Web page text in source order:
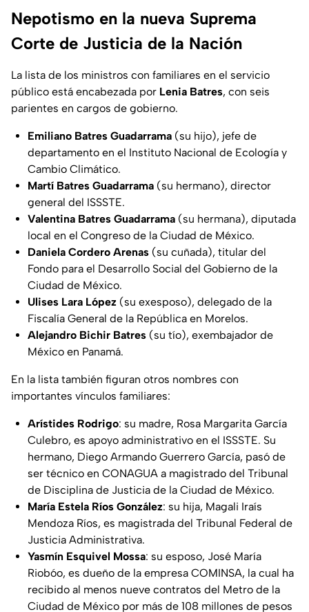
Nepotismo en la nueva Suprema
Corte de Justicia de la Nación
La lista de los ministros con familiares en el servicio
público está encabezada por Lenia Batres, con seis
parientes en cargos de gobierno.
Emiliano Batres Guadarrama (su hijo), jefe de
departamento en el Instituto Nacional de Ecología y
Cambio Climático.
Martí Batres Guadarrama (su hermano), director
general del ISSSTE.
Valentina Batres Guadarrama (su hermana), diputada
local en el Congreso de la Ciudad de México.
Daniela Cordero Arenas (su cuñada), titular del
Fondo para el Desarrollo Social del Gobierno de la
Ciudad de México.
Ulises Lara López (su exesposo), delegado de la
Fiscalía General de la República en Morelos.
Alejandro Bichir Batres (su tío), exembajador de
México en Panamá.
En la lista también figuran otros nombres con
importantes vínculos familiares:
Arístides Rodrigo: su madre, Rosa Margarita García
Culebro, es apoyo administrativo en el ISSSTE. Su
hermano, Diego Armando Guerrero García, pasó de
ser técnico en CONAGUA a magistrado del Tribunal
de Disciplina de Justicia de la Ciudad de México.
María Estela Ríos González: su hija, Magali Iraís
Mendoza Ríos, es magistrada del Tribunal Federal de
Justicia Administrativa.
Yasmín Esquivel Mossa: su esposo, José María
Riobóo, es dueño de la empresa COMINSA, la cual ha
recibido al menos nueve contratos del Metro de la
Ciudad de México por más de 108 millones de pesos